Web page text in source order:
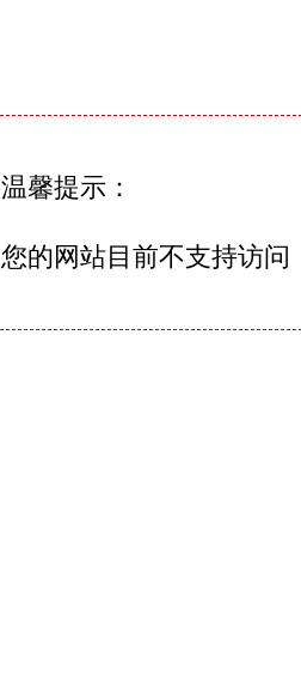
温馨提示：
您的网站目前不支持访